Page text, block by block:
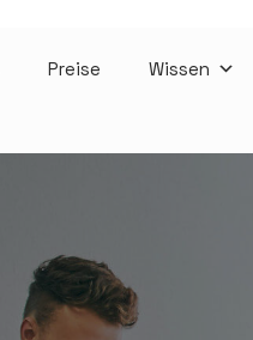
Preise Wissen